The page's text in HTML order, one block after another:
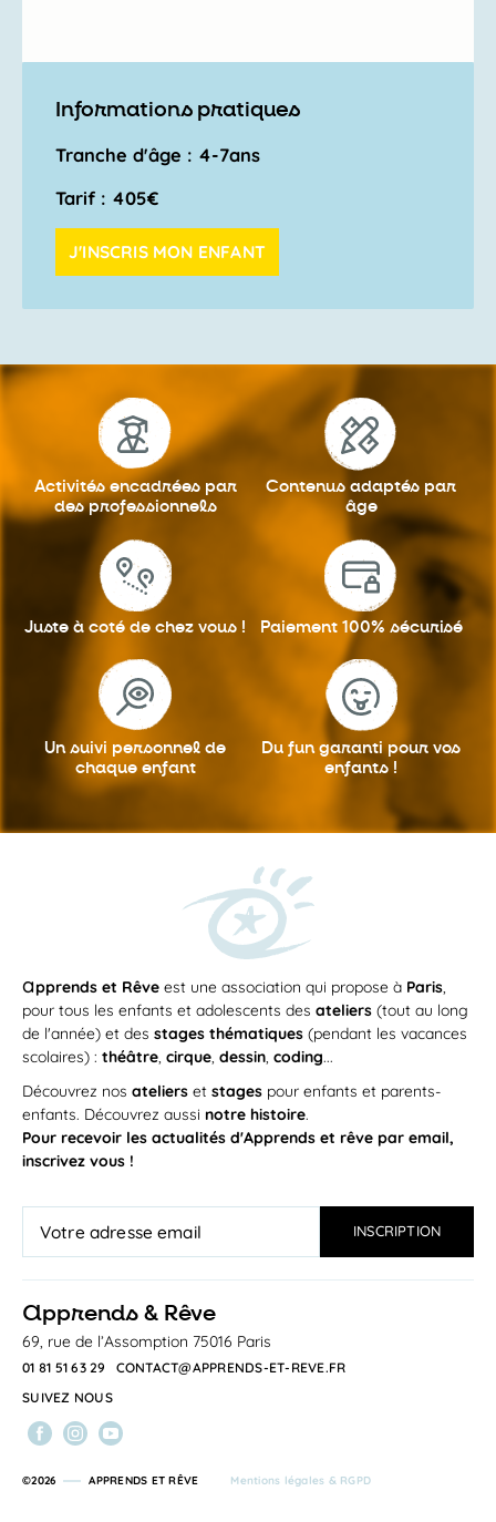
Informations pratiques
Tranche d'âge : 4-7ans
Tarif : 405€
J'INSCRIS MON ENFANT
Activités encadrées par
des professionnels
Contenus adaptés par
âge
Juste à coté de chez vous ! Paiement 100% sécurisé
Un suivi personnel de
chaque enfant
Du fun garantipour vos
enfants !
apprends et Rêve est une association qui propose à Paris,
pour tous les enfants et adolescents des ateliers (tout au long
de l'année) et des stages thématiques (pendant les vacances
scolaires) : théâtre, cirque, dessin, coding...
Découvrez nos ateliers et stages pour enfants et parents-
enfants. Découvrez aussi notre histoire.
Pour recevoir les actualités d'Apprends et rêve par email,
inscrivez vous !
apprends & Rêve
69, rue de l’Assomption 75016 Paris
01 81 51 63 29
CONTACT@APPRENDS-ET-REVE.FR
SUIVEZ NOUS
©2026 APPRENDS ET RÊVE Mentions légales & RGPD